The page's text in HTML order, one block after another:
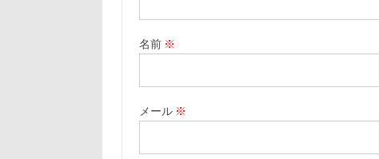
名前 ※
メール ※